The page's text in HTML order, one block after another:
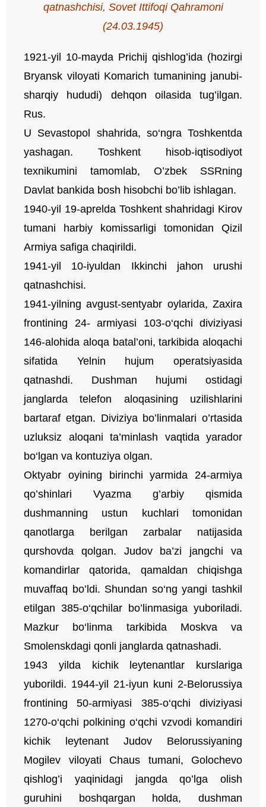
qatnashchisi, Sovet Ittifoqi Qahramoni
(24.03.1945)
1921-yil 10-mayda Prichij qishlog’ida (hozirgi
Bryansk viloyati Komarich tumanining janubi-
sharqiy hududi) dehqon oilasida tug’ilgan.
Rus.
U Sevastopol shahrida, so‘ngra Toshkentda
yashagan. Toshkent hisob-iqtisodiyot
texnikumini tamomlab, O’zbek SSRning
Davlat bankida bosh hisobchi bo’lib ishlagan.
1940-yil 19-aprelda Toshkent shahridagi Kirov
tumani harbiy komissarligi tomonidan Qizil
Armiya safiga chaqirildi.
1941-yil 10-iyuldan Ikkinchi jahon urushi
qatnashchisi.
1941-yilning avgust-sentyabr oylarida, Zaxira
frontining 24- armiyasi 103-o‘qchi diviziyasi
146-alohida aloqa batal’oni, tarkibida aloqachi
sifatida Yelnin hujum operatsiyasida
qatnashdi. Dushman hujumi ostidagi
janglarda telefon aloqasining uzilishlarini
bartaraf etgan. Diviziya bo’linmalari o’rtasida
uzluksiz aloqani ta’minlash vaqtida yarador
bo‘lgan va kontuziya olgan.
Oktyabr oyining birinchi yarmida 24-armiya
qo’shinlari Vyazma g’arbiy qismida
dushmanning ustun kuchlari tomonidan
qanotlarga berilgan zarbalar natijasida
qurshovda qolgan. Judov ba’zi jangchi va
komandirlar qatorida, qamaldan chiqishga
muvaffaq bo’ldi. Shundan so‘ng yangi tashkil
etilgan 385-o‘qchilar bo’linmasiga yuboriladi.
Mazkur bo‘linma tarkibida Moskva va
Smolenskdagi qonli janglarda qatnashadi.
1943 yilda kichik leytenantlar kurslariga
yuborildi. 1944-yil 21-iyun kuni 2-Belorussiya
frontining 50-armiyasi 385-o‘qchi diviziyasi
1270-o‘qchi polkining o‘qchi vzvodi komandiri
kichik leytenant Judov Belorussiyaning
Mogilev viloyati Chaus tumani, Golochevo
qishlog’i yaqinidagi jangda qo’lga olish
guruhini boshqargan holda, dushman